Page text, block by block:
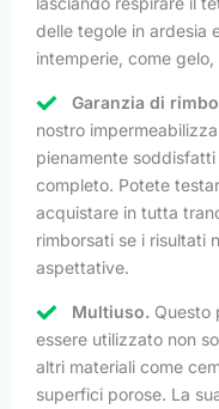
delle tegole in ardesia
intemperie, come
Garanzia di
nostro
pienamente
completo. Potete
acquistare in tutta
rimborsati se i risultati
aspettative.
Multiuso. Questo
essere utilizzato non
altri materiali come
superfici porose. La